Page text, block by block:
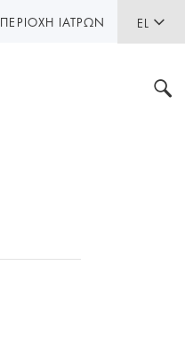
EL
ΠΕΡΙΟΧΉ ΙΑΤΡΏΝ